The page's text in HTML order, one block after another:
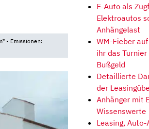
• Emissionen:
E-Auto als
Elektroautos
Anhängelast
WM-Fieber
ihr das
Bußgeld
Detaillierte
der
Anhänger mit
Wissenswerte
Leasing,